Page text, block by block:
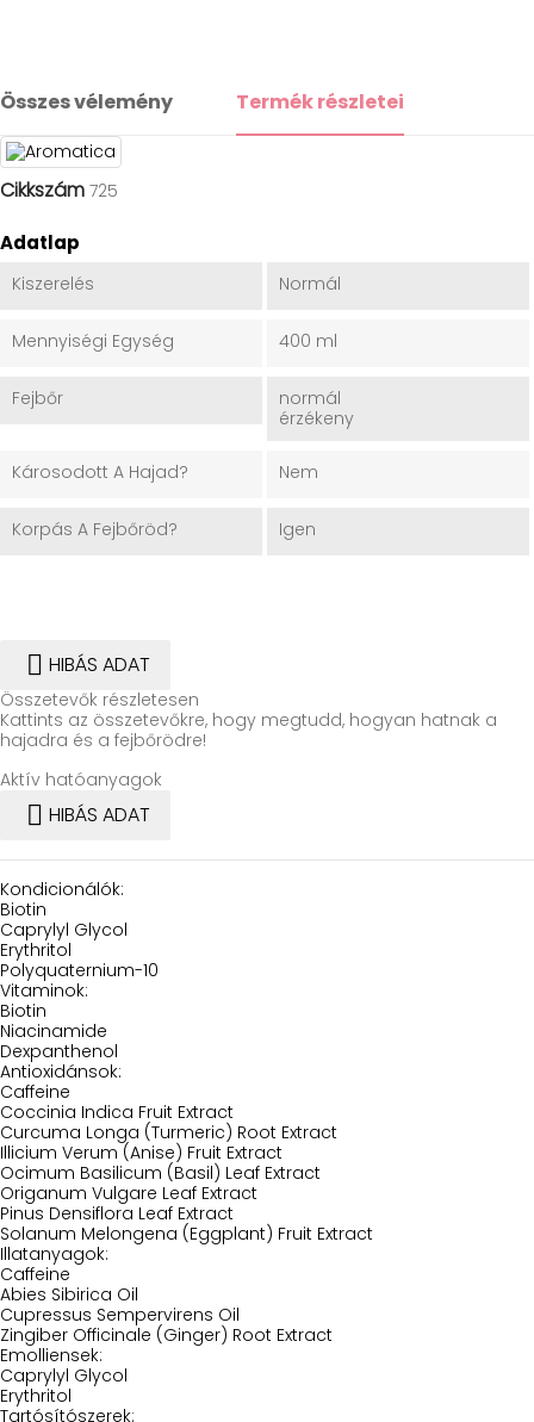
Összes vélemény Termék részletei
Cikkszám 725
Adatlap
Kiszerelés Normál
Mennyiségi Egység 400 ml
Fejbőr
normál
érzékeny
Károsodott A Hajad? Nem
Korpás A Fejbőröd? Igen
 HIBÁS ADAT
Összetevők részletesen
Kattints az összetevőkre, hogy megtudd, hogyan hatnak a
hajadra és a fejbőrödre!
Aktív hatóanyagok
 HIBÁS ADAT
Kondicionálók:
Biotin
Caprylyl Glycol
Erythritol
Polyquaternium-10
Vitaminok:
Biotin
Niacinamide
Dexpanthenol
Antioxidánsok:
Caffeine
Coccinia Indica Fruit Extract
Curcuma Longa (Turmeric) Root Extract
Illicium Verum (Anise) Fruit Extract
Ocimum Basilicum (Basil) Leaf Extract
Origanum Vulgare Leaf Extract
Pinus Densiflora Leaf Extract
Solanum Melongena (Eggplant) Fruit Extract
Illatanyagok:
Caffeine
Abies Sibirica Oil
Cupressus Sempervirens Oil
Zingiber Officinale (Ginger) Root Extract
Emolliensek:
Caprylyl Glycol
Erythritol
Tartósítószerek: